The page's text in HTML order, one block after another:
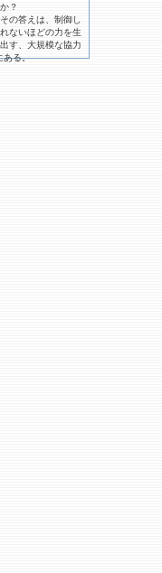
？
の答えは、制御し
れないほどの力を生
す、大規模な協力
ある。